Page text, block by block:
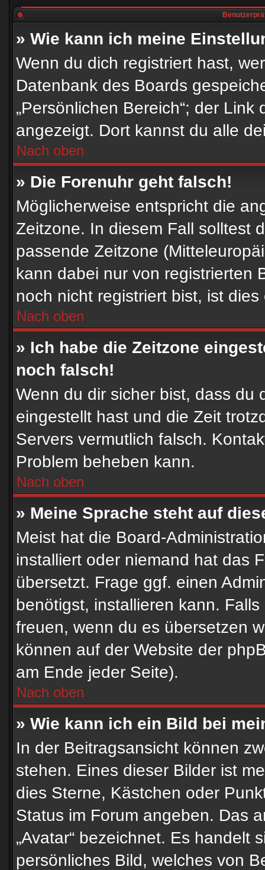
» Wie kann ich meine
Wenn du dich registriert hast,
Datenbank des Boards
„Persönlichen Bereich“; der
angezeigt. Dort kannst du alle
Nach oben
» Die Forenuhr geht falsch!
Möglicherweise entspricht die
Zeitzone. In diesem Fall solltest
passende Zeitzone
kann dabei nur von registrierten
noch nicht registriert bist, ist
Nach oben
» Ich habe die Zeitzone
noch falsch!
Wenn du dir sicher bist, dass du
eingestellt hast und die Zeit
Servers vermutlich falsch.
Problem beheben kann.
Nach oben
» Meine Sprache steht auf
Meist hat die Board-
installiert oder niemand hat das
übersetzt. Frage ggf. einen
benötigst, installieren kann.
freuen, wenn du es übersetzen
können auf der Website der
am Ende jeder Seite).
Nach oben
» Wie kann ich ein Bild bei
In der Beitragsansicht können
stehen. Eines dieser Bilder ist
dies Sterne, Kästchen oder
Status im Forum angeben. Das
„Avatar“ bezeichnet. Es handelt
persönliches Bild, welches von